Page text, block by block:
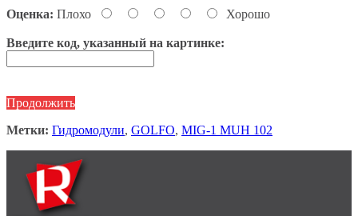
Оценка: Плохо Хорошо
Введите код, указанный на картинке:
Продолжить
Метки: Гидромодули, GOLFO, MIG-1 MUH 102